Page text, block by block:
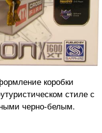
коробки
стиле с
черно-белым.